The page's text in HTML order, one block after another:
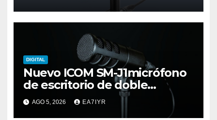
DIGITAL
Nuevo ICOM SM-J1micrófono
de escritorio de doble
elemento premium
AGO 5, 2026 EA7IYR